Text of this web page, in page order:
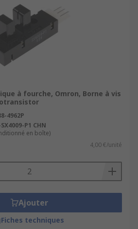
à fourche, Omron, Borne à vis
4962P
SX4009-P1 CHN
en boîte)
4,00 €/unité
Ajouter
Fiches techniques